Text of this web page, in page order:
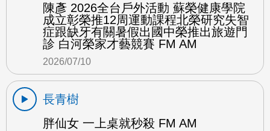
陳彥 2026全台戶外活動 蘇榮健康學院
成立彰榮推12周運動課程北榮研究失智
症跟缺牙有關暑假出國中榮推出旅遊門
診 白河榮家才藝競賽 FM AM
2026/07/10
長青樹
胖仙女 一上桌就秒殺 FM AM